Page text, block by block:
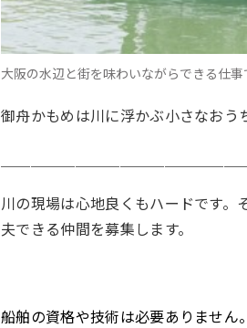
大阪の水辺と街を味わいながらできる仕
御舟かもめは川に浮かぶ小さなお
川の現場は心地良くもハードです
夫できる仲間を募集します。
船舶の資格や技術は必要ありません。